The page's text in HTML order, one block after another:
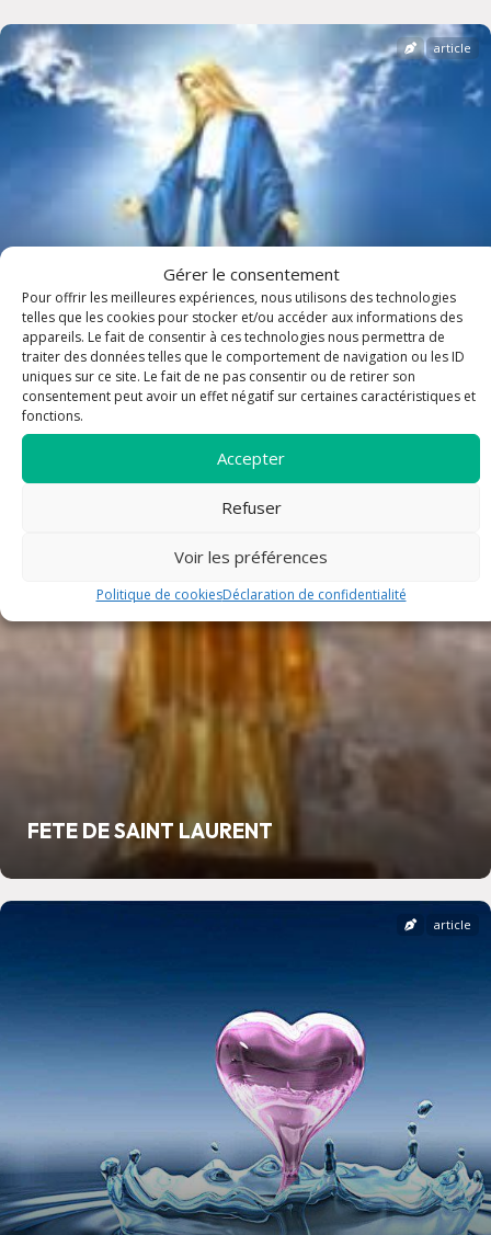
Gérer le consentement
Pour offrir les meilleures expériences, nous utilisons des technologies
telles que les cookies pour stocker et/ou accéder aux informations des
appareils. Le fait de consentir à ces technologies nous permettra de
traiter des données telles que le comportement de navigation ou les ID
uniques sur ce site. Le fait de ne pas consentir ou de retirer son
consentement peut avoir un effet négatif sur certaines caractéristiques et
fonctions.
Accepter
Refuser
Voir les préférences
Politique de cookiesDéclaration de confidentialité
FETE DE L ASSOMPTION
article
FETE DE SAINT LAURENT
article
article